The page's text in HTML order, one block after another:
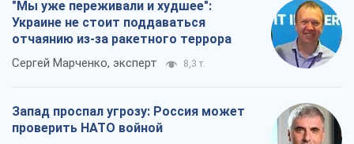
"Мы уже переживали и худшее":
Украине не стоит поддаваться
отчаянию из-за ракетного террора
Сергей Марченко, эксперт 8,3 т.
Запад проспал угрозу: Россия может
проверить НАТО войной